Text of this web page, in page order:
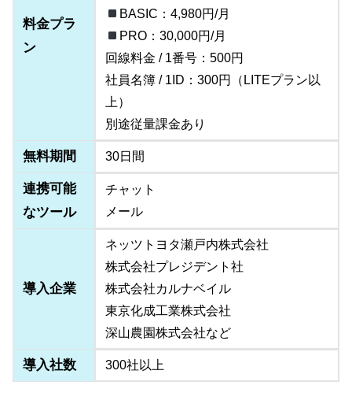
料金プラ
ン
BASIC：4,980円/月
PRO：30,000円/月
回線料金 / 1番号：500円
社員名簿 / 1ID：300円（LITEプラン以
上）
別途従量課金あり
無料期間 30日間
連携可能
なツール
チャット
メール
導入企業
ネッツトヨタ瀬戸内株式会社
株式会社プレジデント社
株式会社カルナベイル
東京化成工業株式会社
深山農園株式会社など
導入社数 300社以上